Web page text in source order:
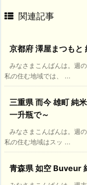
関連記事
京都府 澤屋まつもと
みなさまこんばんは。週
私の住む地域では、 ...
三重県 而今 雄町 純
一升瓶で～
みなさまこんばんは。週
私の住む地域はスッ ...
青森県 如空 Buveur